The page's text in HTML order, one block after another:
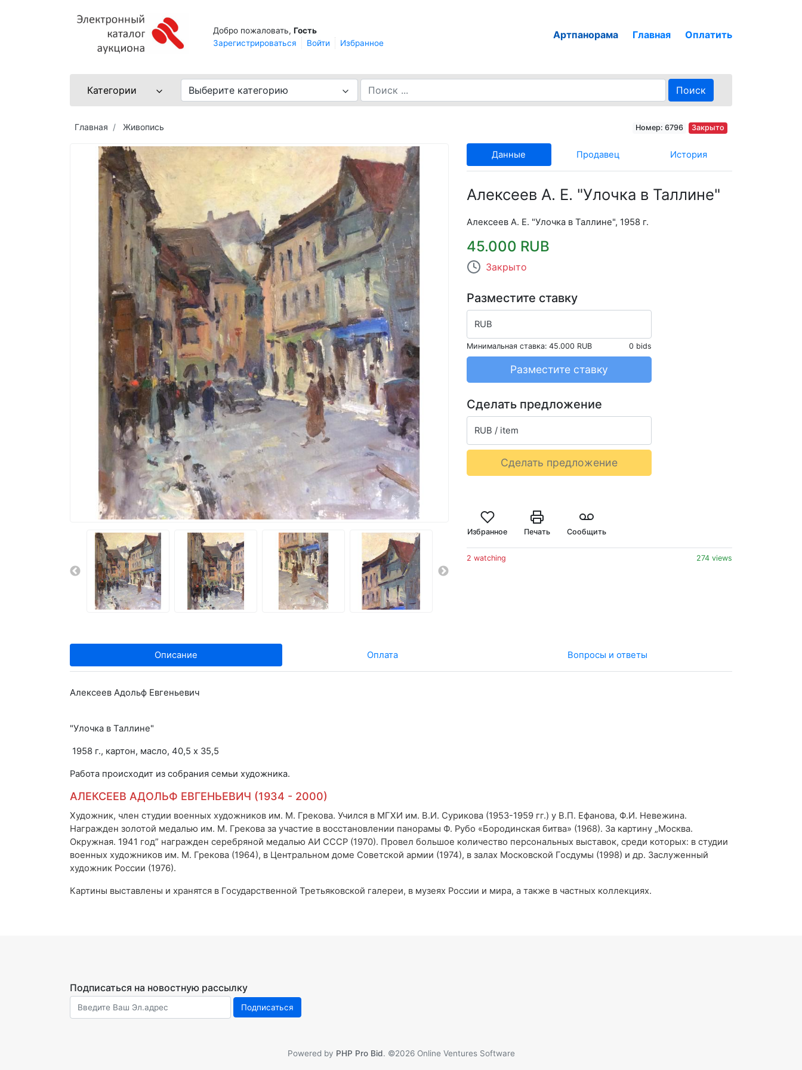
Добро пожаловать, Гость
Зарегистрироваться
Войти Избранное
Артпанорама Главная Оплатить
Категории Выберите категорию Поиск
Главная Живопись Номер: 6796 Закрыто
Данные Продавец История
Алексеев А. Е. "Улочка в Таллине"
Алексеев А. Е. "Улочка в Таллине", 1958 г.
45.000 RUB
Закрыто
Разместите ставку
RUB
Минимальная ставка: 45.000 RUB 0 bids
Разместите ставку
Сделать предложение
RUB / item
Сделать предложение
Избранное Печать Сообщить
2 watching 274 views
Описание Оплата Вопросы и ответы
Алексеев Адольф Евгеньевич
"Улочка в Таллине"
1958 г., картон, масло, 40,5 х 35,5
Работа происходит из собрания семьи художника.
АЛЕКСЕЕВ АДОЛЬФ ЕВГЕНЬЕВИЧ (1934 - 2000)
Художник, член студии военных художников им. М. Грекова. Учился в МГХИ им. В.И. Сурикова (1953-1959 гг.) у В.П. Ефанова, Ф.И. Невежина.
Награжден золотой медалью им. М. Грекова за участие в восстановлении панорамы Ф. Рубо «Бородинская битва» (1968). За картину „Москва.
Окружная. 1941 год” награжден серебряной медалью АИ СССР (1970). Провел большое количество персональных выставок, среди которых: в студии
военных художников им. М. Грекова (1964), в Центральном доме Советской армии (1974), в залах Московской Госдумы (1998) и др. Заслуженный
художник России (1976).
Картины выставлены и хранятся в Государственной Третьяковской галереи, в музеях России и мира, а также в частных коллекциях.
Подписаться на новостную рассылку
Powered by PHP Pro Bid. ©2026 Online Ventures Software